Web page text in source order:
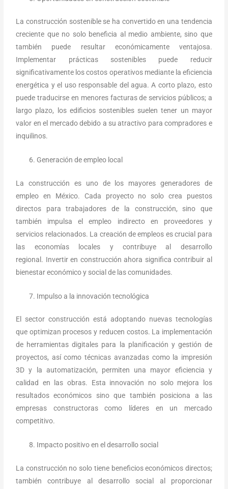
La construcción sostenible se ha convertido en una tendencia
creciente que no solo beneficia al medio ambiente, sino que
también puede resultar económicamente ventajosa.
Implementar prácticas sostenibles puede reducir
significativamente los costos operativos mediante la eficiencia
energética y el uso responsable del agua. A corto plazo, esto
puede traducirse en menores facturas de servicios públicos; a
largo plazo, los edificios sostenibles suelen tener un mayor
valor en el mercado debido a su atractivo para compradores e
inquilinos.
Generación de empleo local
La construcción es uno de los mayores generadores de
empleo en México. Cada proyecto no solo crea puestos
directos para trabajadores de la construcción, sino que
también impulsa el empleo indirecto en proveedores y
servicios relacionados. La creación de empleos es crucial para
las economías locales y contribuye al desarrollo
regional. Invertir en construcción ahora significa contribuir al
bienestar económico y social de las comunidades.
Impulso a la innovación tecnológica
El sector construcción está adoptando nuevas tecnologías
que optimizan procesos y reducen costos. La implementación
de herramientas digitales para la planificación y gestión de
proyectos, así como técnicas avanzadas como la impresión
3D y la automatización, permiten una mayor eficiencia y
calidad en las obras. Esta innovación no solo mejora los
resultados económicos sino que también posiciona a las
empresas constructoras como líderes en un mercado
competitivo.
Impacto positivo en el desarrollo social
La construcción no solo tiene beneficios económicos directos;
también contribuye al desarrollo social al proporcionar